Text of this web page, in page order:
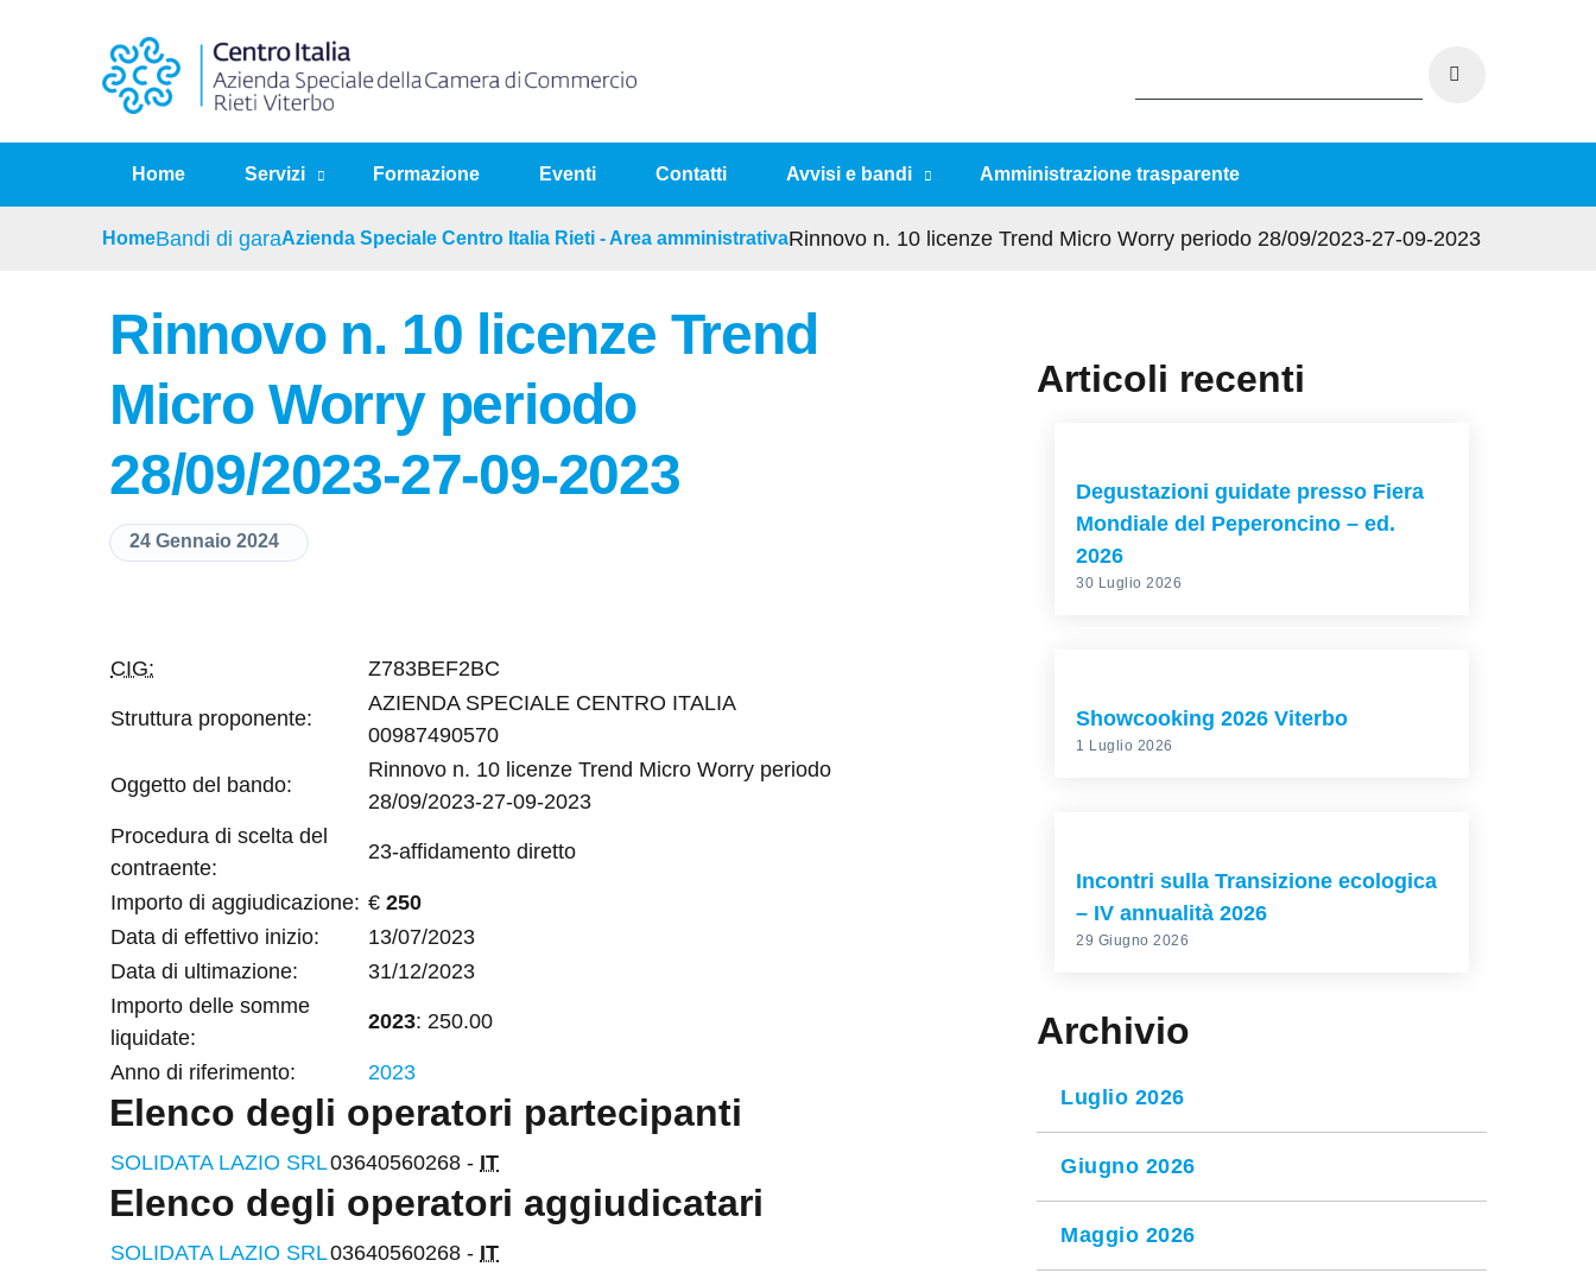
Home Servizi Formazione Eventi Contatti Avvisi e bandi Amministrazione trasparente
HomeBandi di garaAzienda Speciale Centro Italia Rieti - Area amministrativaRinnovo n. 10 licenze Trend Micro Worry periodo 28/09/2023-27-09-2023
Rinnovo n. 10 licenze Trend
Micro Worry periodo
28/09/2023-27-09-2023
24 Gennaio 2024
CIG: Z783BEF2BC
Struttura proponente:
AZIENDA SPECIALE CENTRO ITALIA
00987490570
Oggetto del bando:
Rinnovo n. 10 licenze Trend Micro Worry periodo
28/09/2023-27-09-2023
Procedura di scelta del
contraente:
23-affidamento diretto
Importo di aggiudicazione: € 250
Data di effettivo inizio:
13/07/2023
Data di ultimazione:
31/12/2023
Importo delle somme
liquidate:
2023: 250.00
Anno di riferimento: 2023
Elenco degli operatori partecipanti
SOLIDATA LAZIO SRL03640560268 - IT
Elenco degli operatori aggiudicatari
SOLIDATA LAZIO SRL03640560268 - IT
Articoli recenti
Degustazioni guidate presso Fiera
Mondiale del Peperoncino – ed.
2026
30 Luglio 2026
Showcooking 2026 Viterbo
1 Luglio 2026
Incontri sulla Transizione ecologica
– IV annualità 2026
29 Giugno 2026
Archivio
Luglio 2026
Giugno 2026
Maggio 2026